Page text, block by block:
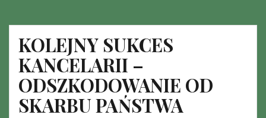
KOLEJNY SUKCES
KANCELARII –
ODSZKODOWANIE OD
SKARBU PAŃSTWA